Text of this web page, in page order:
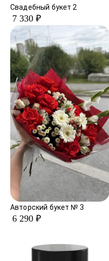
Свадебный букет 2
7 330 ₽
Авторский букет № 3
6 290 ₽